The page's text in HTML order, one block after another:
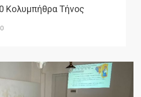
Κολυμπήθρα Τήνος